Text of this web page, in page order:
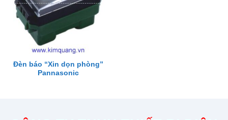
Đèn báo “Xin dọn phòng”
Pannasonic